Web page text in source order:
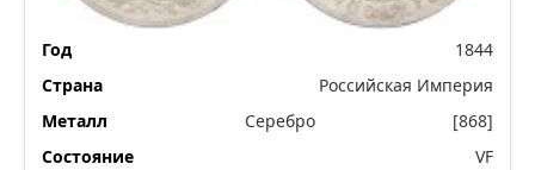
1844
Российская Империя
Серебро
[868]
VF